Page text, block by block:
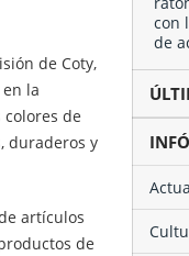
de Coty,
la
de
duraderos y
artículos
de